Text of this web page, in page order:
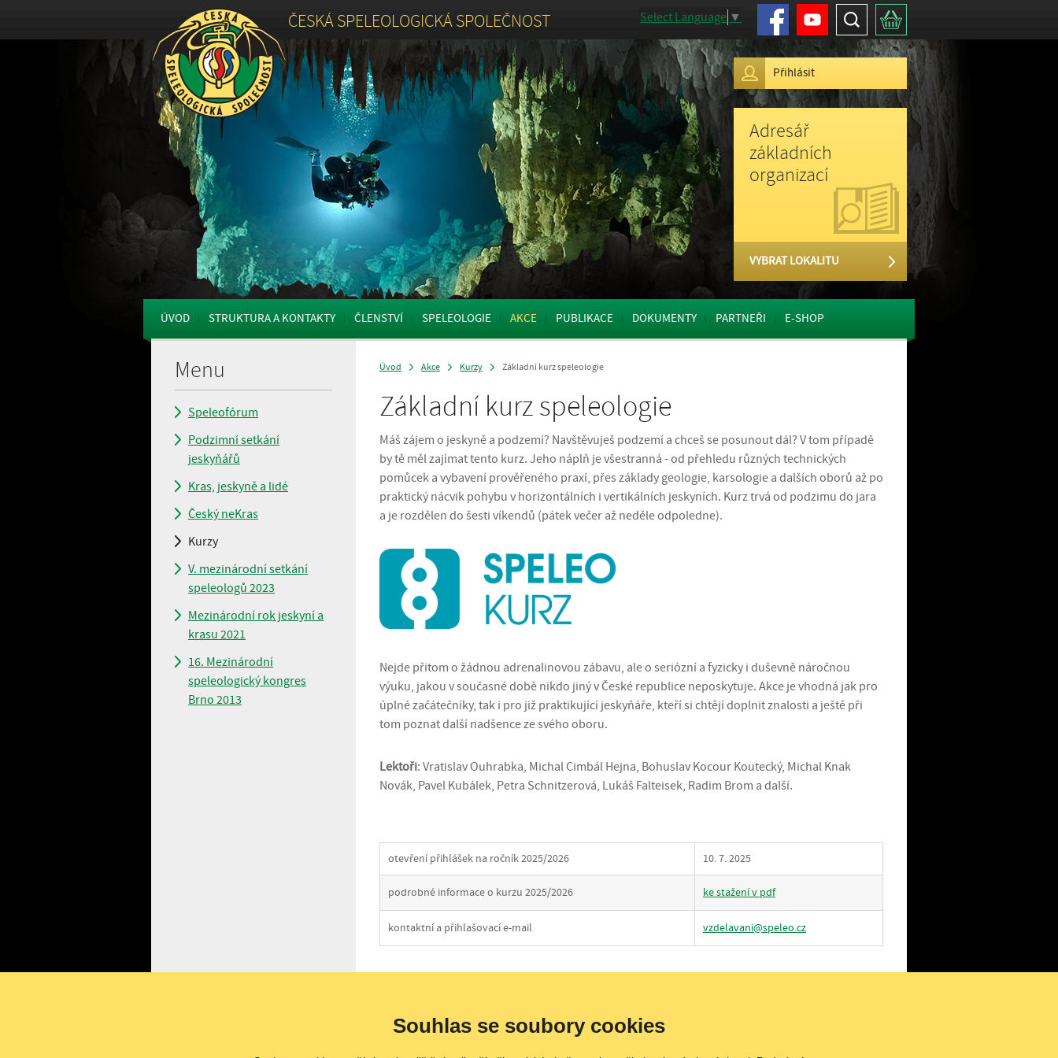
ČESKÁ SPELEOLOGICKÁ SPOLEČNOST Hledat
Youtube
Facebook
Select Language ▼
Přihlásit
Adresář
základních
organizací
VYBRAT LOKALITU
ÚVOD STRUKTURA A KONTAKTY ČLENSTVÍ SPELEOLOGIE AKCE PUBLIKACE DOKUMENTY PARTNEŘI E-SHOP
Menu
Speleofórum
Podzimní setkání
jeskyňářů
Kras, jeskyně a lidé
Český neKras
Kurzy
V. mezinárodní setkání
speleologů 2023
Mezinárodní rok jeskyní a
krasu 2021
16. Mezinárodní
speleologický kongres
Brno 2013
Úvod Akce Kurzy Základní kurz speleologie
Základní kurz speleologie
Máš zájem o jeskyně a podzemí? Navštěvuješ podzemí a chceš se posunout dál? V tom případě
by tě měl zajímat tento kurz. Jeho náplň je všestranná - od přehledu různých technických
pomůcek a vybavení prověřeného praxí, přes základy geologie, karsologie a dalších oborů až po
praktický nácvik pohybu v horizontálních i vertikálních jeskyních. Kurz trvá od podzimu do jara
a je rozdělen do šesti víkendů (pátek večer až neděle odpoledne).
Nejde přitom o žádnou adrenalinovou zábavu, ale o seriózní a fyzicky i duševně náročnou
výuku, jakou v současné době nikdo jiný v České republice neposkytuje. Akce je vhodná jak pro
úplné začátečníky, tak i pro již praktikující jeskyňáře, kteří si chtějí doplnit znalosti a ještě při
tom poznat další nadšence ze svého oboru.
Lektoři: Vratislav Ouhrabka, Michal Cimbál Hejna, Bohuslav Kocour Koutecký, Michal Knak
Novák, Pavel Kubálek, Petra Schnitzerová, Lukáš Falteisek, Radim Brom a další.
otevření přihlášek na ročník 2025/2026 10. 7. 2025
podrobné informace o kurzu 2025/2026 ke stažení v pdf
kontaktní a přihlašovací e-mail vzdelavani@speleo.cz
Souhlas se soubory cookies